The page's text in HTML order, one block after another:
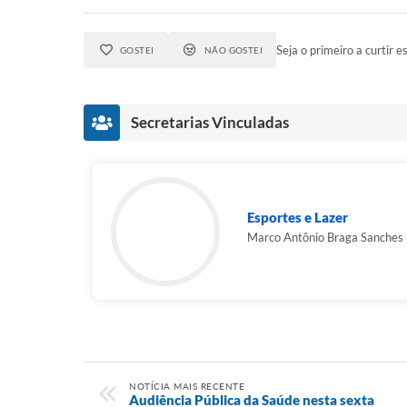
GOSTEI NÃO GOSTEI Seja o primeiro a curtir
Secretarias Vinculadas
Esportes e Lazer
Marco Antônio Braga Sanches
NOTÍCIA MAIS RECENTE
Audiência Pública da Saúde nesta sexta